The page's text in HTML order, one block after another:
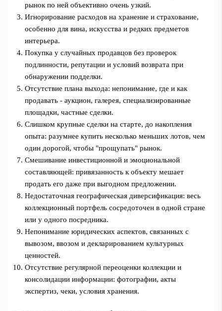
рынок по ней объективно очень узкий.
Игнорирование расходов на хранение и страхование,
особенно для вина, искусства и редких предметов
интерьера.
Покупка у случайных продавцов без проверок
подлинности, репутации и условий возврата при
обнаружении подделки.
Отсутствие плана выхода: непонимание, где и как
продавать - аукцион, галерея, специализированные
площадки, частные сделки.
Слишком крупные сделки на старте, до накопления
опыта: разумнее купить несколько меньших лотов, чем
один дорогой, чтобы "прощупать" рынок.
Смешивание инвестиционной и эмоциональной
составляющей: привязанность к объекту мешает
продать его даже при выгодном предложении.
Недостаточная географическая диверсификация: весь
коллекционный портфель сосредоточен в одной стране
или у одного посредника.
Непонимание юридических аспектов, связанных с
вывозом, ввозом и декларированием культурных
ценностей.
Отсутствие регулярной переоценки коллекции и
консолидации информации: фотографии, акты
экспертиз, чеки, условия хранения.